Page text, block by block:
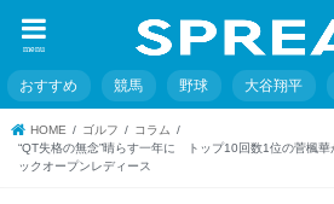
menu
おすすめ 競馬 野球 大谷翔平
HOME ゴルフ
コラム
“QT失格の無念”晴らす一年に トップ10回数1位の菅楓
ックオープンレディース